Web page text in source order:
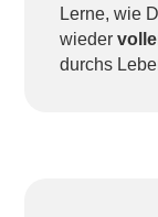
Lerne, wie
wieder
durchs